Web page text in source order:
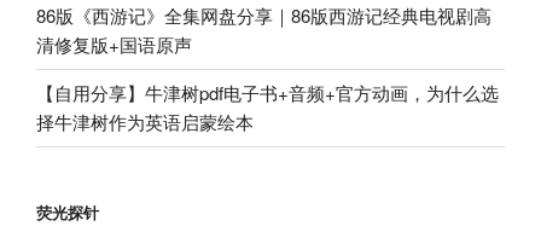
86版《西游记》全集网盘分享｜86版西游记经典电视剧高
清修复版+国语原声
【自用分享】牛津树pdf电子书+音频+官方动画，为什么选
择牛津树作为英语启蒙绘本
荧光探针